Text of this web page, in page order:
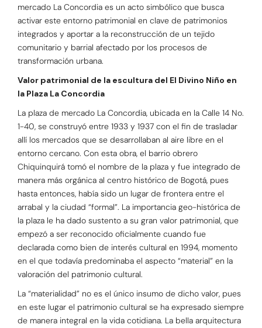
mercado La Concordia es un acto simbólico que busca
activar este entorno patrimonial en clave de patrimonios
integrados y aportar a la reconstrucción de un tejido
comunitario y barrial afectado por los procesos de
transformación urbana.
Valor patrimonial de la escultura del El Divino Niño en
la Plaza La Concordia
La plaza de mercado La Concordia, ubicada en la Calle 14 No.
1-40, se construyó entre 1933 y 1937 con el fin de trasladar
allí los mercados que se desarrollaban al aire libre en el
entorno cercano. Con esta obra, el barrio obrero
Chiquinquirá tomó el nombre de la plaza y fue integrado de
manera más orgánica al centro histórico de Bogotá, pues
hasta entonces, había sido un lugar de frontera entre el
arrabal y la ciudad “formal”. La importancia geo-histórica de
la plaza le ha dado sustento a su gran valor patrimonial, que
empezó a ser reconocido oficialmente cuando fue
declarada como bien de interés cultural en 1994, momento
en el que todavía predominaba el aspecto “material” en la
valoración del patrimonio cultural.
La “materialidad” no es el único insumo de dicho valor, pues
en este lugar el patrimonio cultural se ha expresado siempre
de manera integral en la vida cotidiana. La bella arquitectura